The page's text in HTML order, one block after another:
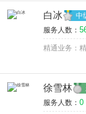
白冰 中
服务人数：
精通业务：
徐雪林
服务人数： 0